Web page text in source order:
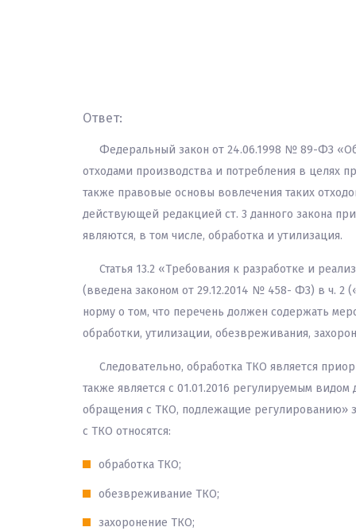
Ответ:
Федеральный закон от 24.06.1998 № 89-ФЗ
отходами производства и потребления в целях
также правовые основы вовлечения таких
действующей редакцией ст. 3 данного закона
являются, в том числе, обработка и утилизация.
Статья 13.2 «Требования к разработке и
(введена законом от 29.12.2014 № 458- ФЗ) в ч. 2
норму о том, что перечень должен содержать
обработки, утилизации, обезвреживания,
Следовательно, обработка ТКО является
также является с 01.01.2016 регулируемым
обращения с ТКО, подлежащие регулированию»
с ТКО относятся:
обработка ТКО;
обезвреживание ТКО;
захоронение ТКО;